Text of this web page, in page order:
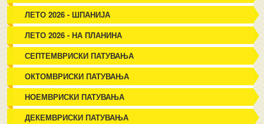
ЛЕТО 2026 - ШПАНИЈА
ЛЕТО 2026 - НА ПЛАНИНА
СЕПТЕМВРИСКИ ПАТУВАЊА
ОКТОМВРИСКИ ПАТУВАЊА
НОЕМВРИСКИ ПАТУВАЊА
ДЕКЕМВРИСКИ ПАТУВАЊА